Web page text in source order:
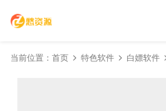
当前位置： 首页 特色软件 白嫖软件